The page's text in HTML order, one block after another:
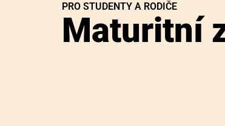
PRO STUDENTY A RODIČE
Maturitní